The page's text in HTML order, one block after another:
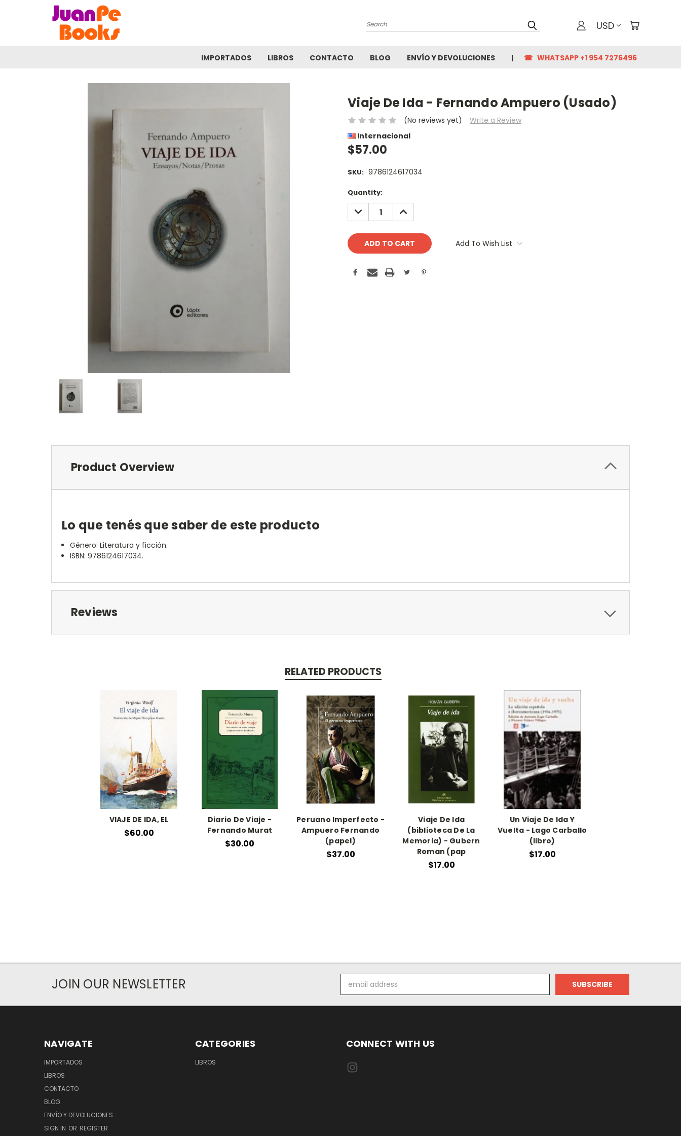
Search USD
IMPORTADOS LIBROS CONTACTO BLOG ENVÍO Y DEVOLUCIONES ☎ WHATSAPP +1 954 7276496
Viaje De Ida - Fernando Ampuero (Usado)
(No reviews yet)
Write a Review
Internacional
$57.00
SKU: 9786124617034
Current
Stock:
Quantity:
DECREASE
QUANTITY:
INCREASE
QUANTITY:
Add To Wish List
Product Overview
Lo que tenés que saber de este producto
Género: Literatura y ficción.
ISBN: 9786124617034.
Reviews
RELATED PRODUCTS
VIAJE DE IDA, EL
$60.00
Diario De Viaje -
Fernando Murat
$30.00
Peruano Imperfecto -
Ampuero Fernando
(papel)
$37.00
Viaje De Ida
(biblioteca De La
Memoria) - Gubern
Roman (pap
$17.00
Un Viaje De Ida Y
Vuelta - Lago Carballo
(libro)
$17.00
JOIN OUR NEWSLETTER
Address
NAVIGATE
IMPORTADOS
LIBROS
CONTACTO
BLOG
ENVÍO Y DEVOLUCIONES
SIGN IN OR REGISTER
CATEGORIES
LIBROS
CONNECT WITH US